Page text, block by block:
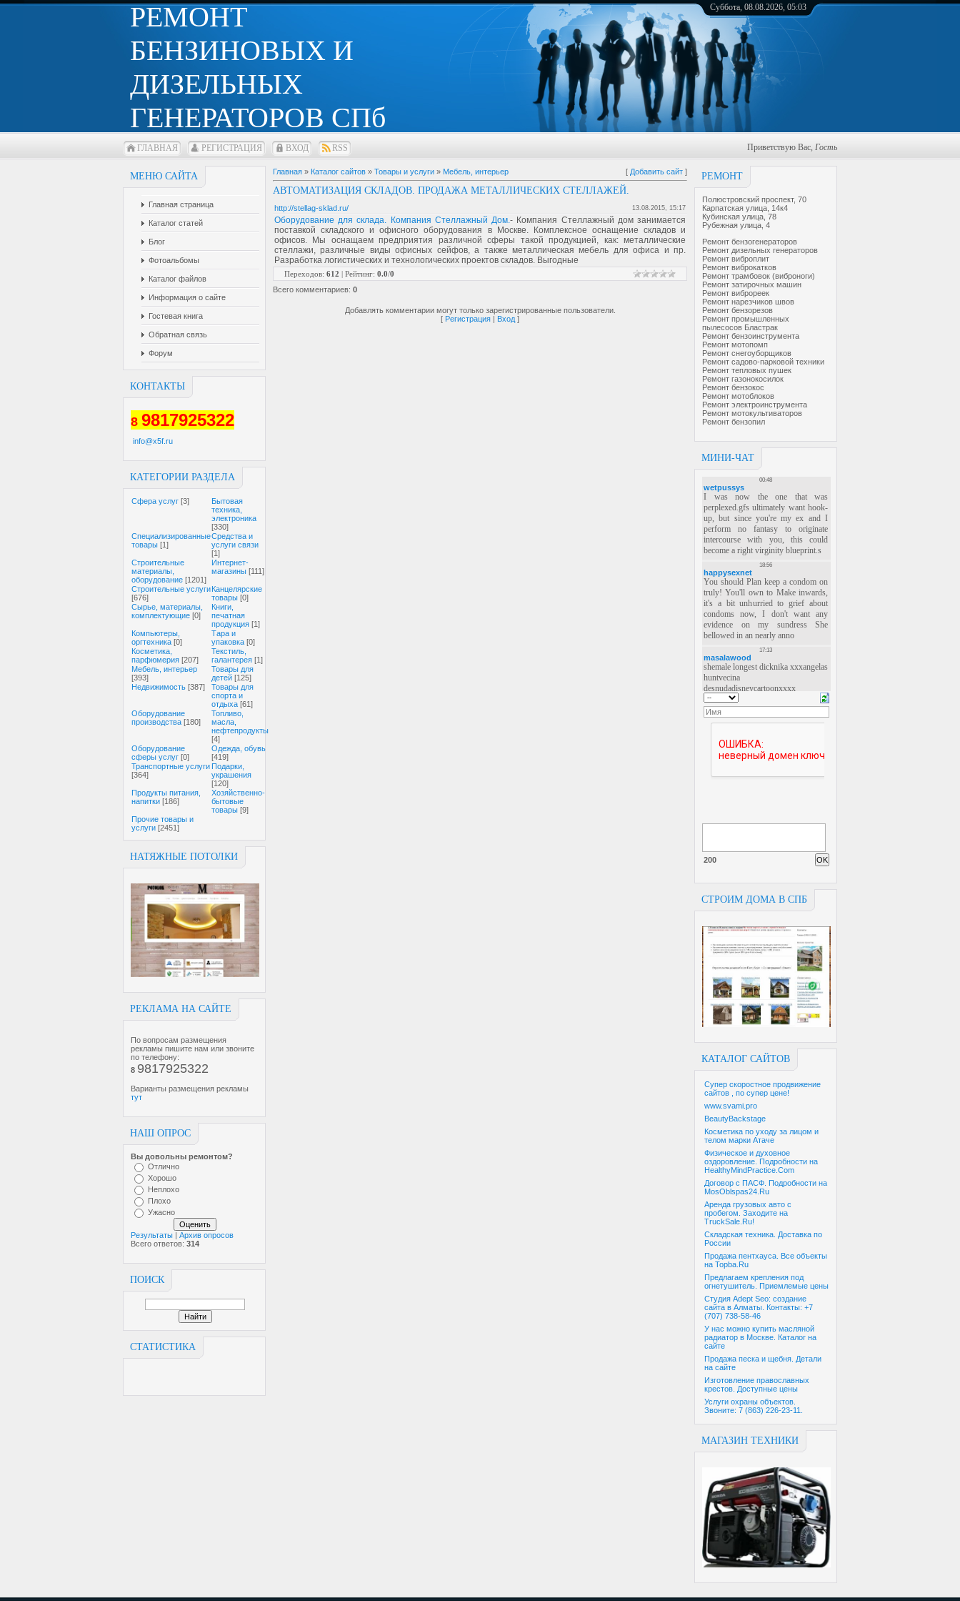
РЕМОНТ
БЕНЗИНОВЫХ И
ДИЗЕЛЬНЫХ
ГЕНЕРАТОРОВ СПб
Суббота, 08.08.2026, 05:03
ГЛАВНАЯ РЕГИСТРАЦИЯ ВХОД RSS Приветствую Вас, Гость
МЕНЮ САЙТА
Главная страница
Каталог статей
Блог
Фотоальбомы
Каталог файлов
Информация о сайте
Гостевая книга
Обратная связь
Форум
КОНТАКТЫ
8 9817925322
info@x5f.ru
КАТЕГОРИИ РАЗДЕЛА
Cфера услуг [3]
Бытовая
техника,
электроника
[330]
Специализированные
товары [1]
Средства и
услуги связи
[1]
Строительные
материалы,
оборудование [1201]
Интернет-
магазины [111]
Строительные услуги
[676]
Канцелярские
товары [0]
Сырье, материалы,
комплектующие [0]
Книги,
печатная
продукция [1]
Компьютеры,
оргтехника [0]
Тара и
упаковка [0]
Косметика,
парфюмерия [207]
Текстиль,
галантерея [1]
Мебель, интерьер
[393]
Товары для
детей [125]
Недвижимость [387]
Товары для
спорта и
отдыха [61]
Оборудование
производства [180]
Топливо,
масла,
нефтепродукты
[4]
Оборудование
сферы услуг [0]
Одежда, обувь
[419]
Транспортные услуги
[364]
Подарки,
украшения
[120]
Продукты питания,
напитки [186]
Хозяйственно-
бытовые
товары [9]
Прочие товары и
услуги [2451]
НАТЯЖНЫЕ ПОТОЛКИ
РЕКЛАМА НА САЙТЕ
По вопросам размещения
рекламы пишите нам или звоните
по телефону:
8 9817925322
Варианты размещения рекламы
тут
НАШ ОПРОС
Вы довольны ремонтом?
Отлично
Хорошо
Неплохо
Плохо
Ужасно
Результаты
Архив опросов
Всего ответов: 314
ПОИСК
СТАТИСТИКА
РЕМОНТ
Полюстровский проспект, 70
Карпатская улица, 14к4
Кубинская улица, 78
Рубежная улица, 4
Ремонт бензогенераторов
Ремонт дизельных генераторов
Ремонт виброплит
Ремонт виброкатков
Ремонт трамбовок (виброноги)
Ремонт затирочных машин
Ремонт виброреек
Ремонт нарезчиков швов
Ремонт бензорезов
Ремонт промышленных
пылесосов Бластрак
Ремонт бензоинструмента
Ремонт мотопомп
Ремонт снегоуборщиков
Ремонт садово-парковой техники
Ремонт тепловых пушек
Ремонт газонокосилок
Ремонт бензокос
Ремонт мотоблоков
Ремонт электроинструмента
Ремонт мотокультиваторов
Ремонт бензопил
МИНИ-ЧАТ
200
СТРОИМ ДОМА В СПБ
КАТАЛОГ САЙТОВ
Супер скоростное продвижение
сайтов , по супер цене!
www.svami.pro
BeautyBackstage
Косметика по уходу за лицом и
телом марки Атаче
Физическое и духовное
оздоровление. Подробности на
HealthyMindPractice.Com
Договор с ПАСФ. Подробности на
MosOblspas24.Ru
Аренда грузовых авто с
пробегом. Заходите на
TruckSale.Ru!
Складская техника. Доставка по
России
Продажа пентхауса. Все объекты
на Topba.Ru
Предлагаем крепления под
огнетушитель. Приемлемые цены
Студия Adept Seo: создание
сайта в Алматы. Контакты: +7
(707) 738-58-46
У нас можно купить масляной
радиатор в Москве. Каталог на
сайте
Продажа песка и щебня. Детали
на сайте
Изготовление православных
крестов. Доступные цены
Услуги охраны объектов.
Звоните: 7 (863) 226-23-11.
МАГАЗИН ТЕХНИКИ
Главная » Каталог сайтов » Товары и услуги » Мебель, интерьер [ Добавить сайт ]
АВТОМАТИЗАЦИЯ СКЛАДОВ. ПРОДАЖА МЕТАЛЛИЧЕСКИХ СТЕЛЛАЖЕЙ.
http://stellag-sklad.ru/ 13.08.2015, 15:17
Оборудование для склада. Компания Стеллажный Дом.- Компания Стеллажный дом занимается
поставкой складского и офисного оборудования в Москве. Комплексное оснащение складов и
офисов. Мы оснащаем предприятия различной сферы такой продукцией, как: металлические
стеллажи, различные виды офисных сейфов, а также металлическая мебель для офиса и пр.
Разработка логистических и технологических проектов складов. Выгодные
Переходов: 612 | Рейтинг: 0.0/0
Всего комментариев: 0
Добавлять комментарии могут только зарегистрированные пользователи.
[ Регистрация | Вход ]